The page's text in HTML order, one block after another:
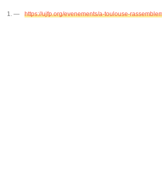
https://ujfp.org/evenements/a-toulouse-